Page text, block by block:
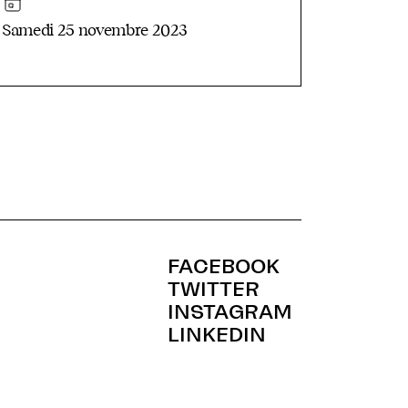
Samedi 25 novembre 2023
FACEBOOK
TWITTER
INSTAGRAM
LINKEDIN